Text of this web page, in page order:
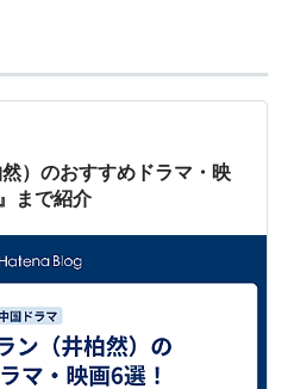
）のおすすめドラマ・映
まで紹介